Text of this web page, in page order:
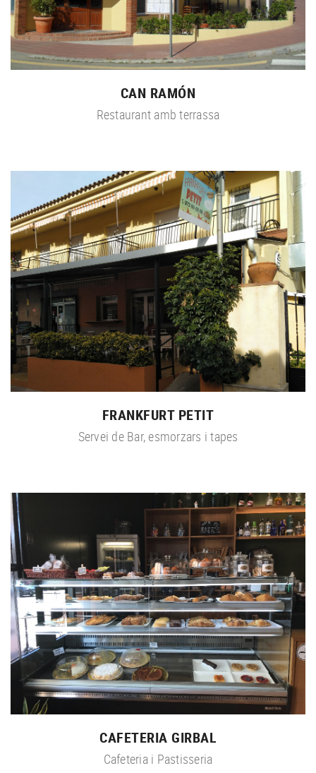
CAN RAMÓN
Restaurant amb terrassa
FRANKFURT PETIT
Servei de Bar, esmorzars i tapes
CAFETERIA GIRBAL
Cafeteria i Pastisseria